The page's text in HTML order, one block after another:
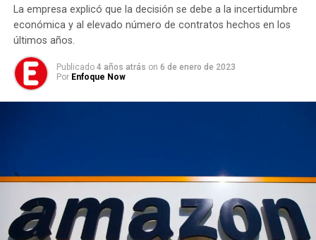
La empresa explicó que la decisión se debe a la incertidumbre
económica y al elevado número de contratos hechos en los
últimos años.
Publicado 4 años atrás on 6 de enero de 2023
Por Enfoque Now